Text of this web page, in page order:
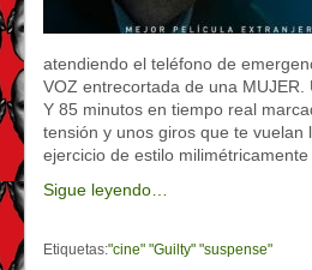
atendiendo el teléfono de
VOZ entrecortada de una MUJER.
Y 85 minutos en tiempo real
tensión y unos giros que te vuelan
ejercicio de estilo
Sigue leyendo…
Etiquetas:"cine" "Guilty" "suspense"